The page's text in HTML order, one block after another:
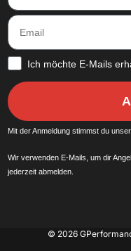
Email
How would you like to
Ich möchte E-Mails
Mit der Anmeldung stimmst du
Wir verwenden E-Mails, um dir
jederzeit abmelden.
© 2026